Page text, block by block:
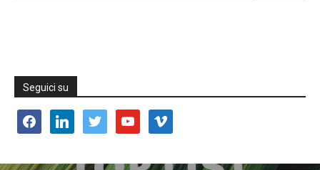
Seguici su
facebooklinkedin twitter youtube vimeo